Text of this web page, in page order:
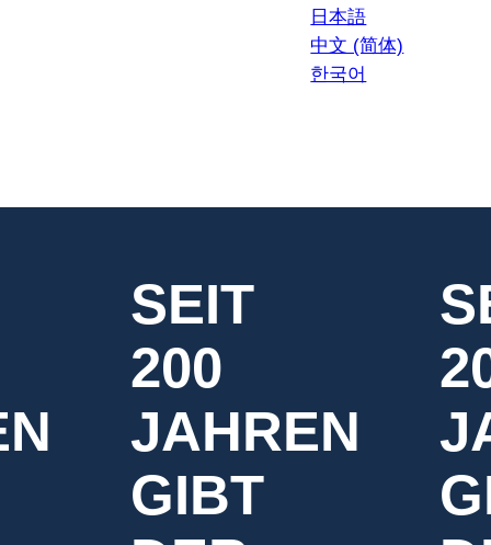
日本語
中文 (简体)
한국어
SEIT
200
JAHREN
GIBT